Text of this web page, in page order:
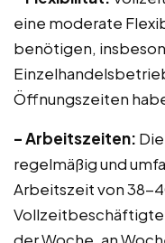
eine moderate
benötigen,
Öffnungszeiten
– Arbeitszeiten:
regelmäßig und
Arbeitszeit von 38-